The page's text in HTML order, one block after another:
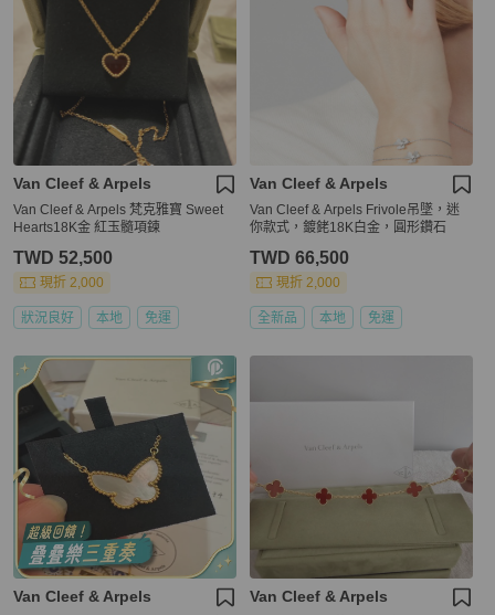
Van Cleef & Arpels
Van Cleef & Arpels 梵克雅寶 Sweet
Hearts18K金 紅玉髓項鍊
TWD 52,500
現折 2,000
狀況良好 本地 免運
Van Cleef & Arpels
Van Cleef & Arpels Frivole吊墜，迷
你款式，鍍銠18K白金，圓形鑽石
TWD 66,500
現折 2,000
全新品 本地 免運
Van Cleef & Arpels Van Cleef & Arpels